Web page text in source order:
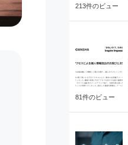
213件のビュー
81件のビュー